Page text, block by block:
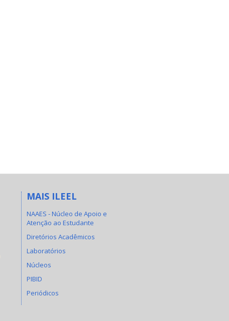
MAIS ILEEL
NAAES - Núcleo de Apoio e
Atenção ao Estudante
Diretórios Acadêmicos
Laboratórios
Núcleos
PIBID
Periódicos